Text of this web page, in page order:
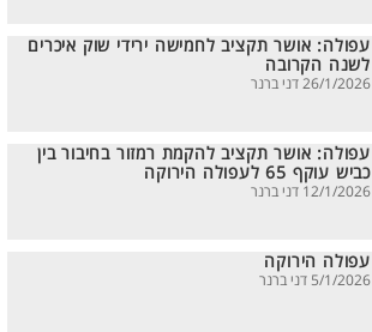
עפולה: אושר תקציב לחמישה ירידי שוק איכרים
לשנה הקרובה
26/1/2026 דני ברנר
עפולה: אושר תקציב להקמת רמזור בחיבור בין
כביש עוקף 65 לעפולה הירוקה
12/1/2026 דני ברנר
עפולה הירוקה
5/1/2026 דני ברנר